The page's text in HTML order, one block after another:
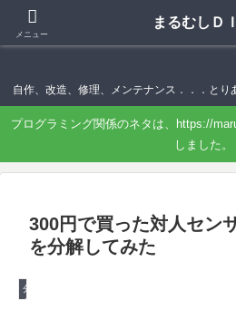
まるむしＤ
自作、改造、修理、メンテナンス．．．と
プログラミング関係のネタは、https://
しました。
300円で買った対人セン
を分解してみた
分解・修理・メンテナンス
メニュー
まるむしＤ